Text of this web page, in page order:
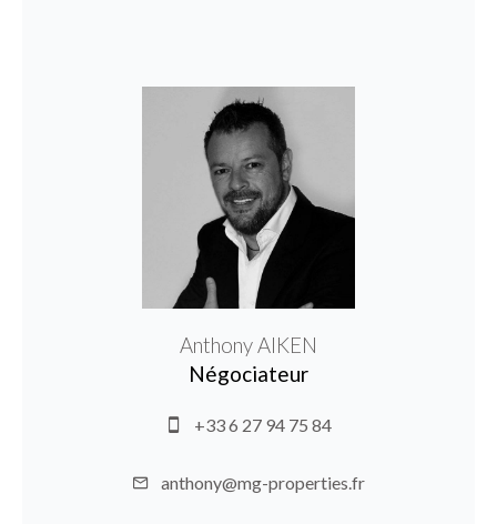
Anthony AIKEN
Négociateur
+33 6 27 94 75 84
anthony@mg-properties.fr